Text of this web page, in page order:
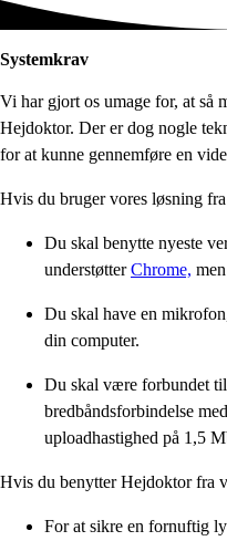
Systemkrav
Vi har gjort os umage for, at så
Hejdoktor. Der er dog nogle
for at kunne gennemføre en
Hvis du bruger vores løsning
Du skal benytte nyeste
understøtterChrome,
Du skal have en
din computer.
Du skal være forbundet
bredbåndsforbindelse
uploadhastighed på 1,5
Hvis du benytter Hejdoktor fra
For at sikre en fornuftig